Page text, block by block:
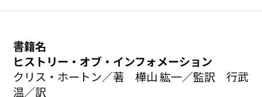
書籍名
ヒストリー・オブ・インフォメーション
クリス・ホートン／著 樺山 紘一／監訳 行武
温／訳